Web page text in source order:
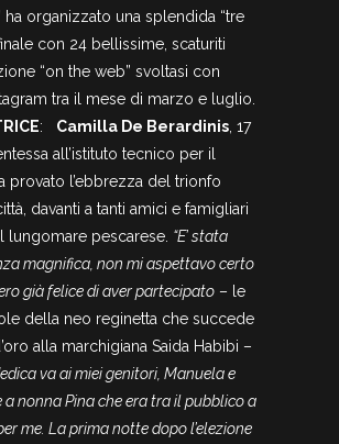
ha organizzato una splendida “tre
con 24 bellissime, scaturiti
“on the web” svoltasi con
tra il mese di marzo e luglio.
: Camilla De Berardinis , 17
all’istituto tecnico per il
provato l’ebbrezza del trionfo
davanti a tanti amici e famigliari
lungomare pescarese. “E’ stata
magnifica, non mi aspettavo certo
già felice di aver partecipato – le
della neo reginetta che succede
alla marchigiana Saida Habibi –
va ai miei genitori, Manuela e
a nonna Pina che era tra il pubblico a
me. La prima notte dopo l’elezione